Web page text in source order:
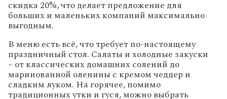
скидка 20%, что делает предложение для
больших и маленьких компаний максимально
выгодным.
В меню есть всё, что требует по-настоящему
праздничный стол. Салаты и холодные закуски
– от классических домашних солений до
маринованной оленины с кремом чеддер и
сладким луком. На горячее, помимо
традиционных утки и гуся, можно выбрать